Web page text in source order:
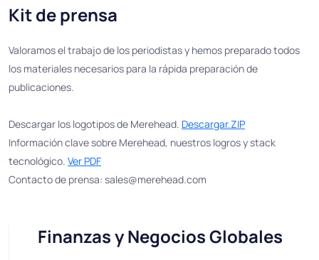
Kit de prensa
Valoramos el trabajo de los periodistas y hemos preparado todos
los materiales necesarios para la rápida preparación de
publicaciones.
Descargar los logotipos de Merehead. Descargar.ZIP
Información clave sobre Merehead, nuestros logros y stack
tecnológico. Ver PDF
Contacto de prensa: sales@merehead.com
Finanzas y Negocios Globales